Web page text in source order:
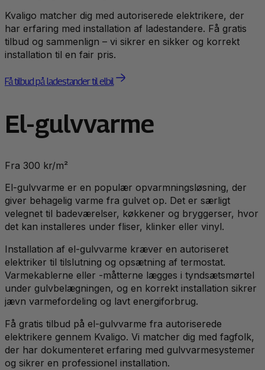
Kvaligo matcher dig med autoriserede elektrikere, der
har erfaring med installation af ladestandere. Få gratis
tilbud og sammenlign – vi sikrer en sikker og korrekt
installation til en fair pris.
Få tilbud på ladestander til elbil
El-gulvvarme
Fra 300 kr/m²
El-gulvvarme er en populær opvarmningsløsning, der
giver behagelig varme fra gulvet op. Det er særligt
velegnet til badeværelser, køkkener og bryggerser, hvor
det kan installeres under fliser, klinker eller vinyl.
Installation af el-gulvvarme kræver en autoriseret
elektriker til tilslutning og opsætning af termostat.
Varmekablerne eller -måtterne lægges i tyndsætsmørtel
under gulvbelægningen, og en korrekt installation sikrer
jævn varmefordeling og lavt energiforbrug.
Få gratis tilbud på el-gulvvarme fra autoriserede
elektrikere gennem Kvaligo. Vi matcher dig med fagfolk,
der har dokumenteret erfaring med gulvvarmesystemer
og sikrer en professionel installation.